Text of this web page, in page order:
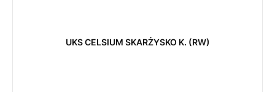
UKS CELSIUM SKARŻYSKO K. (RW)